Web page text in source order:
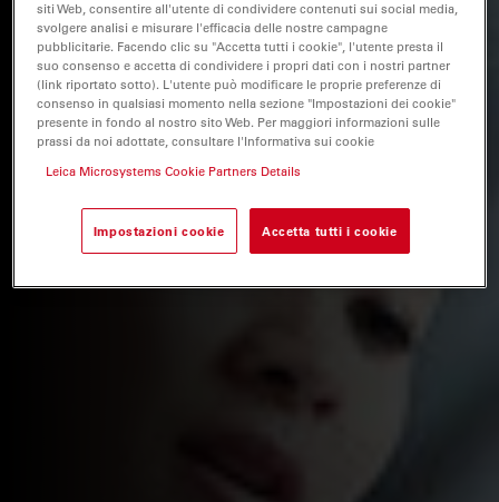
siti Web, consentire all'utente di condividere contenuti sui social media,
svolgere analisi e misurare l'efficacia delle nostre campagne
pubblicitarie. Facendo clic su "Accetta tutti i cookie", l'utente presta il
suo consenso e accetta di condividere i propri dati con i nostri partner
(link riportato sotto). L'utente può modificare le proprie preferenze di
consenso in qualsiasi momento nella sezione "Impostazioni dei cookie"
presente in fondo al nostro sito Web. Per maggiori informazioni sulle
prassi da noi adottate, consultare l'Informativa sui cookie
Leica Microsystems Cookie Partners Details
Impostazioni cookie Accetta tutti i cookie